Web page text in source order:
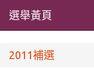
選舉黃頁
2011補選